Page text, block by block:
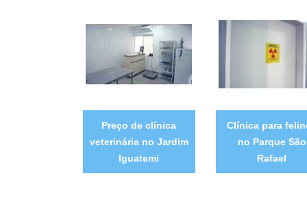
Preço de clínica
veterinária no Jardim
Iguatemi
Clínica para
no Parque São
Rafael